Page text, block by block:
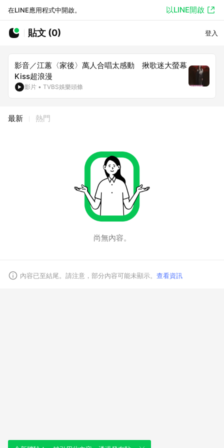
在LINE應用程式中開啟。 以LINE開啟
貼文 (0) 登入
影音／江蕙〈家後〉萬人合唱太感動 揪歌迷大螢幕
Kiss超浪漫
影片 • TVBS娛樂頭條
最新 熱門
尚無內容。
內容已至結尾。請注意，部分內容可能未顯示。 查看資訊